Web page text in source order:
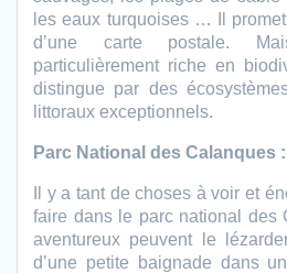
les eaux turquoises … Il
d’une carte postale.
particulièrement riche en
distingue par des
littoraux exceptionnels.
Parc National des Calanques
Il y a tant de choses à voir et
faire dans le parc national des
aventureux peuvent le
d’une petite baignade dans